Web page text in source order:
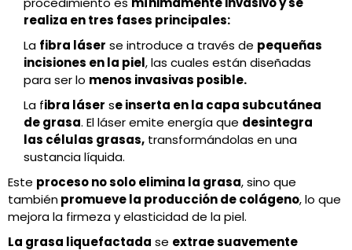
realiza en tres fases principales:
La fibra láser se introduce a través de pequeñas
incisiones en la piel, las cuales están diseñadas
para ser lo menos invasivas posible.
La fibra láser se inserta en la capa subcutánea
de grasa. El láser emite energía que desintegra
las células grasas, transformándolas en una
sustancia líquida.
Este proceso no solo elimina la grasa, sino que
tambiénpromueve la producción de colágeno, lo que
mejora la firmeza y elasticidad de la piel.
La grasa liquefactada se extrae suavemente